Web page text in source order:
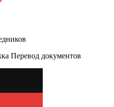
Перевод документов